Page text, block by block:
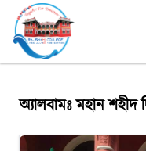
অ্যালবামঃ মহান শহীদ